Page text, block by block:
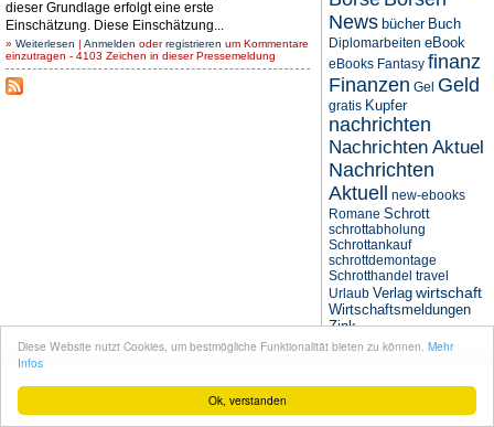
Ok, verstanden
Diese Website nutzt Cookies, um bestmögliche Funktionalität bieten zu können. Mehr
Infos
dieser Grundlage erfolgt eine erste
Einschätzung. Diese Einschätzung...
» Weiterlesen | Anmelden oderregistrieren um Kommentare
einzutragen - 4103 Zeichen in dieser Pressemeldung
News bücher Buch
Diplomarbeiten eBook
eBooks Fantasy finanz
Finanzen Gel Geld
gratis Kupfer
nachrichten
Nachrichten Aktuel
Nachrichten
Aktuell
new-ebooks
Romane Schrott
schrottabholung
Schrottankauf
schrottdemontage
Schrotthandel travel
Urlaub Verlag wirtschaft
Wirtschaftsmeldungen
Zink